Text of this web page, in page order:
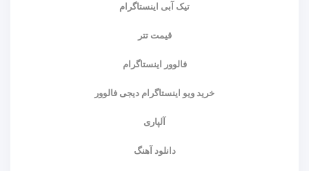
تیک آبی اینستاگرام
قیمت تتر
فالوور اینستاگرام
خرید ویو اینستاگرام دیجی فالوور
آلپاری
دانلود آهنگ